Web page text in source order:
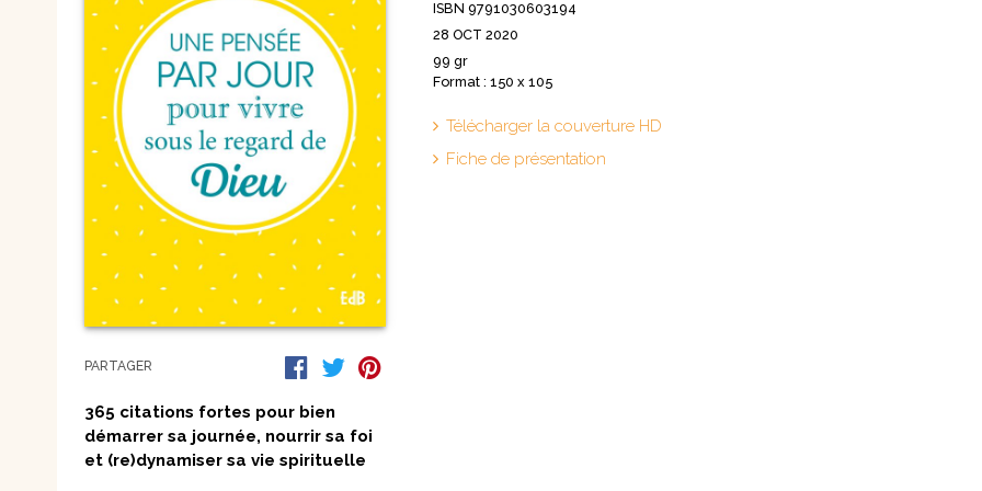
Nouvelles
Saints et amis de Dieu
Spiritualité
Témoignages
Théologie
Vie communautaire et
vie consacrée
Ecologie Vierge Marie
Aux Quatre Vents
PARTAGER
365 citations fortes pour bien
démarrer sa journée, nourrir sa foi
et (re)dynamiser sa vie spirituelle
ISBN 9791030603194
28 OCT 2020
99 gr
Format : 150 x 105
Télécharger la couverture HD
Fiche de présentation